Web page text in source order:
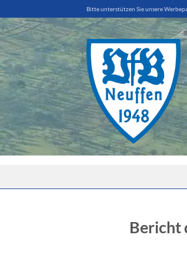
Inhalt
springen
Bitte unterstützen Sie unsere
Bericht